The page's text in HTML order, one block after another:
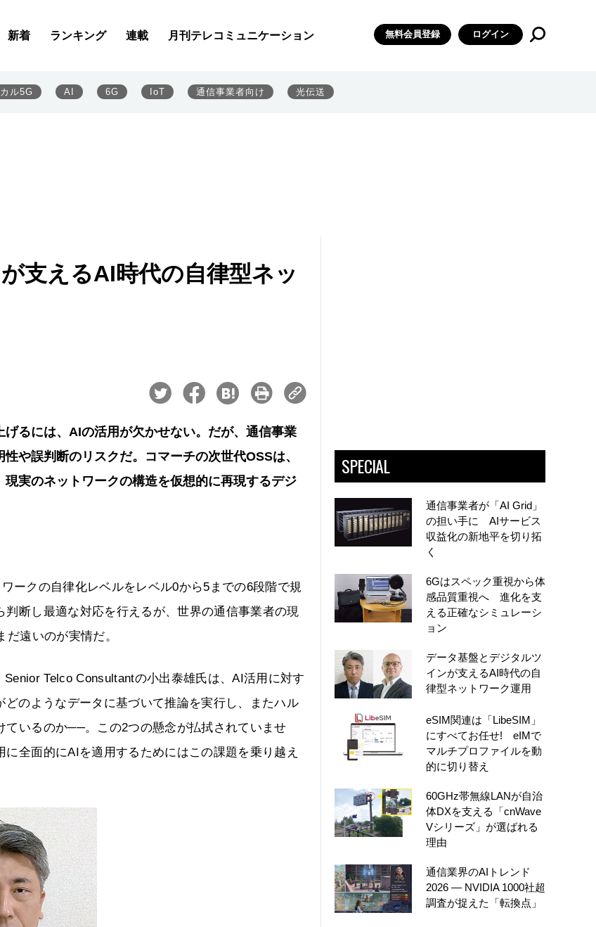
新着 ランキング 連載 月刊テレコミュニケーション 無料会員登録 ログイン
ル5G AI 6G IoT 通信事業者向け 光伝送
支えるAI時代の自律型ネッ
るには、AIの活用が欠かせない。だが、通信事業
や誤判断のリスクだ。コマーチの次世代OSSは、
実のネットワークの構造を仮想的に再現するデジ
ークの自律化レベルをレベル0から5までの6段階で規
断し最適な対応を行えるが、世界の通信事業者の現
遠いのが実情だ。
Telco Consultantの小出泰雄氏は、AI活用に対す
のようなデータに基づいて推論を実行し、またハル
ているのか──。この2つの懸念が払拭されていませ
全面的にAIを適用するためにはこの課題を乗り越え
SPECIAL
通信事業者が「AI Grid」
の担い手に AIサービス
収益化の新地平を切り拓
く
6Gはスペック重視から体
感品質重視へ 進化を支
える正確なシミュレーシ
ョン
データ基盤とデジタルツ
インが支えるAI時代の自
律型ネットワーク運用
eSIM関連は「LibeSIM」
にすべてお任せ! eIMで
マルチプロファイルを動
的に切り替え
60GHz帯無線LANが自治
体DXを支える「cnWave
Vシリーズ」が選ばれる
理由
通信業界のAIトレンド
2026 ― NVIDIA 1000社超
調査が捉えた「転換点」